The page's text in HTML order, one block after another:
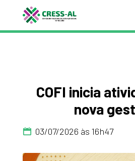
COFI inicia
nova
03/07/2026 às 16h47